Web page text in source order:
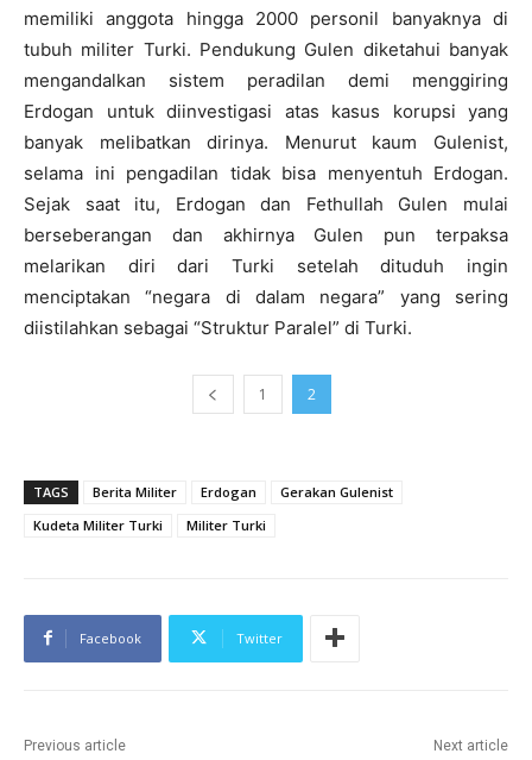
memiliki anggota hingga 2000 personil banyaknya di
tubuh militer Turki. Pendukung Gulen diketahui banyak
mengandalkan sistem peradilan demi menggiring
Erdogan untuk diinvestigasi atas kasus korupsi yang
banyak melibatkan dirinya. Menurut kaum Gulenist,
selama ini pengadilan tidak bisa menyentuh Erdogan.
Sejak saat itu, Erdogan dan Fethullah Gulen mulai
berseberangan dan akhirnya Gulen pun terpaksa
melarikan diri dari Turki setelah dituduh ingin
menciptakan “negara di dalam negara” yang sering
diistilahkan sebagai “Struktur Paralel” di Turki.
1 2
TAGS Berita Militer Erdogan
Gerakan Gulenist
Kudeta Militer Turki
Militer Turki
Facebook Twitter
Previous article Next article